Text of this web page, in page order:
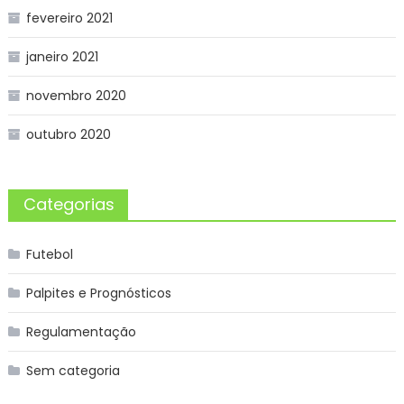
fevereiro 2021
janeiro 2021
novembro 2020
outubro 2020
Categorias
Futebol
Palpites e Prognósticos
Regulamentação
Sem categoria